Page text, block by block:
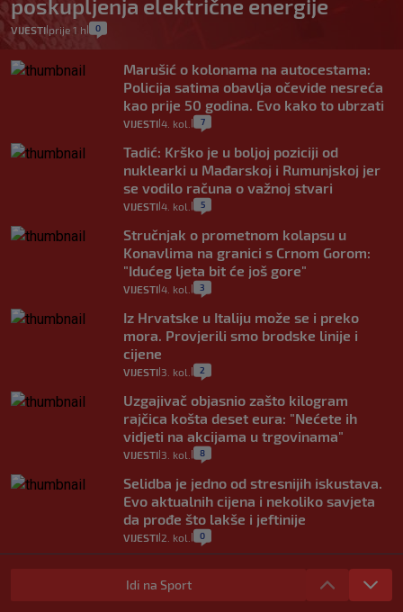
poskupljenja električne energije
VIJESTI| prije 1 h 0
Marušić o kolonama na autocestama:
Policija satima obavlja očevide nesreća
kao prije 50 godina. Evo kako to ubrzati
VIJESTI 4. kol. 7
Tadić: Krško je u boljoj poziciji od
nuklearki u Mađarskoj i Rumunjskoj jer
se vodilo računa o važnoj stvari
VIJESTI 4. kol. 5
Stručnjak o prometnom kolapsu u
Konavlima na granici s Crnom Gorom:
"Idućeg ljeta bit će još gore"
VIJESTI 4. kol. 3
Iz Hrvatske u Italiju može se i preko
mora. Provjerili smo brodske linije i
cijene
VIJESTI 3. kol. 2
Uzgajivač objasnio zašto kilogram
rajčica košta deset eura: "Nećete ih
vidjeti na akcijama u trgovinama"
VIJESTI 3. kol. 8
Selidba je jedno od stresnijih iskustava.
Evo aktualnih cijena i nekoliko savjeta
da prođe što lakše i jeftinije
VIJESTI 2. kol. 0
Izračunali smo koliko košta putovanje
automobilom na Hvar iz Zagreba, a
Idi na Sport